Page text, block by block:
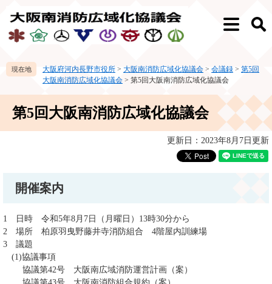
す。
し
文
メ
検
大阪府河内長野市役所 > 大阪南消防広域化協議会 > 会議録 > 第5回
大阪南消防広域化協議会 > 第5回大阪南消防広域化協議会
第5回大阪南消防広域化協議会
更新日：2023年8月7日更新
開催案内
1 日時 令和5年8月7日（月曜日）13時30分から
2 場所 柏原羽曳野藤井寺消防組合 4階屋内訓練場
3 議題
(1)協議事項
協議第42号 大阪南広域消防運営計画（案）